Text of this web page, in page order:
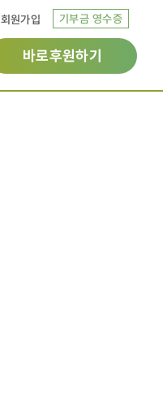
회원가입 기부금 영수증
바로후원하기